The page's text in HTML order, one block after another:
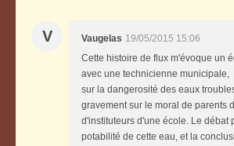
V Vaugelas 19/05/2015 15:06
Cette histoire de flux m'évoque un
avec une technicienne municipale,
sur la dangerosité des eaux
gravement sur le moral de parents
d'instituteurs d'une école. Le débat
potabilité de cette eau, et la